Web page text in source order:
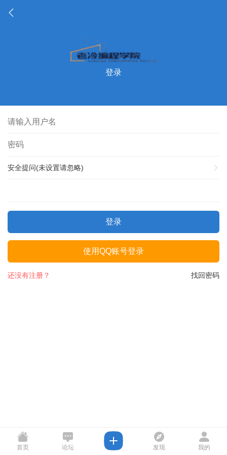
登录
安全提问(未设置请忽略)
登录
使用QQ账号登录
找回密码
还没有注册？
首页 论坛 发现 我的